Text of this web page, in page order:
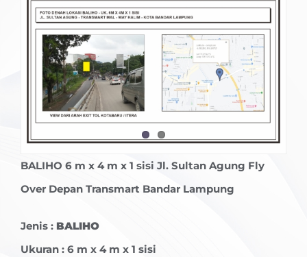
BALIHO 6 m x 4 m x 1 sisi Jl. Sultan Agung Fly
Over Depan Transmart Bandar Lampung
Jenis : BALIHO
Ukuran : 6 m x 4 m x 1 sisi